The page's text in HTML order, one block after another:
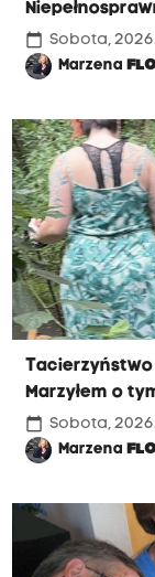
calendar_today Sobota,
Marzena
Tacierzyństwo
Marzyłem o
calendar_today Sobota,
Marzena